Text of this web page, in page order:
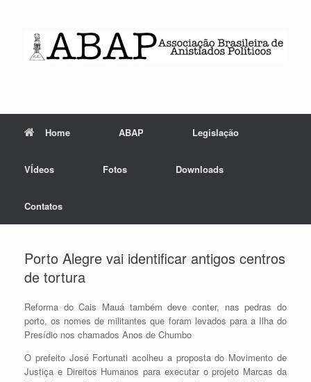
Home ABAP Legislação
VÍdeos Fotos Downloads
Contatos
Porto Alegre vai identificar antigos centros
de tortura
Reforma do Cais Mauá também deve conter, nas pedras do
porto, os nomes de militantes que foram levados para a Ilha do
Presídio nos chamados Anos de Chumbo
O prefeito José Fortunati acolheu a proposta do Movimento de
Justiça e Direitos Humanos para executar o projeto Marcas da